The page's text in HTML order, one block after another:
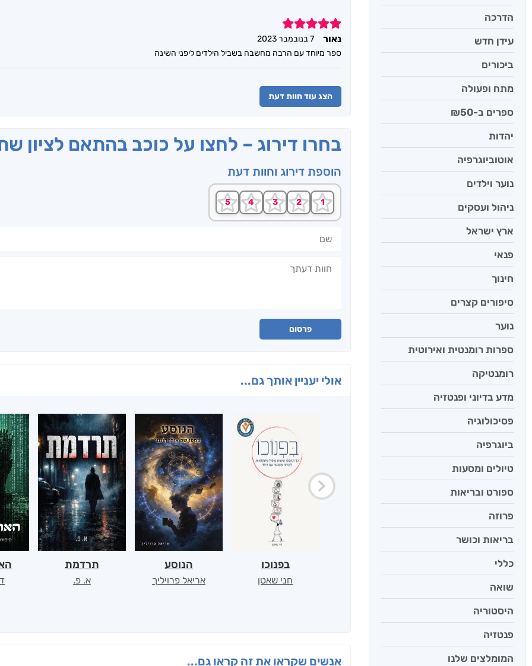
הדרכה
עידן חדש
ביכורים
מתח ופעולה
ספרים ב-₪50
יהדות
אוטוביוגרפיה
נוער וילדים
ניהול ועסקים
ארץ ישראל
פנאי
חינוך
סיפורים קצרים
נוער
ספרות רומנטית ואירוטית
רומנטיקה
מדע בדיוני ופנטזיה
פסיכולוגיה
ביוגרפיה
טיולים ומסעות
ספורט ובריאות
פרוזה
בריאות וכושר
כללי
שואה
היסטוריה
פנטזיה
המומלצים שלנו
5
נאור
7 בנובמבר 2023
ספר מיוחד עם הרבה מחשבה בשביל הילדים ליפני השינה
הצג עוד חוות דעת
בחרו דירוג – לחצו על כוכב בהתאם לציון
הוספת דירוג וחוות דעת
פרסום
אולי יעניין אותך גם...
בפנוכו
חני שאטן
הנוסע
אריאל פרויליך
תרדמת
א. פ.
אנשים שקראו את זה קראו גם...